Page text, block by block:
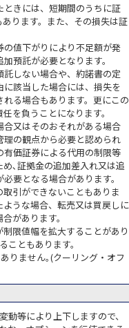
きには、短期間のうちに証
ります。また、その損失は証
値下がりにより不足額が発
預託が必要となります。
しない場合や、約諾書の定
該当した場合には、損失を
る場合もあります。更にこの
を負うことになります。
又はそのおそれがある場合
の観点から必要と認められ
価証券による代用の制限等
､証拠金の追加差入れ又は追
要となる場合があります。
引ができないこともありま
うな場合、転売又は買戻しに
があります。
限値幅を拡大することがあり
こともあります。
りません｡(クーリング・オフ
等により上下しますので、